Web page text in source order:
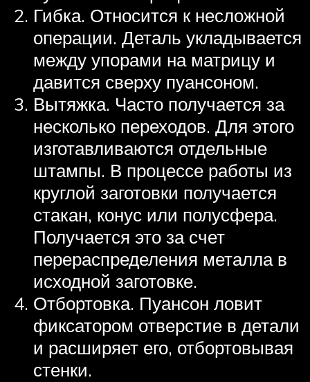
Гибка. Относится к несложной
операции. Деталь укладывается
между упорами на матрицу и
давится сверху пуансоном.
Вытяжка. Часто получается за
несколько переходов. Для этого
изготавливаются отдельные
штампы. В процессе работы из
круглой заготовки получается
стакан, конус или полусфера.
Получается это за счет
перераспределения металла в
исходной заготовке.
Отбортовка. Пуансон ловит
фиксатором отверстие в детали
и расширяет его, отбортовывая
стенки.